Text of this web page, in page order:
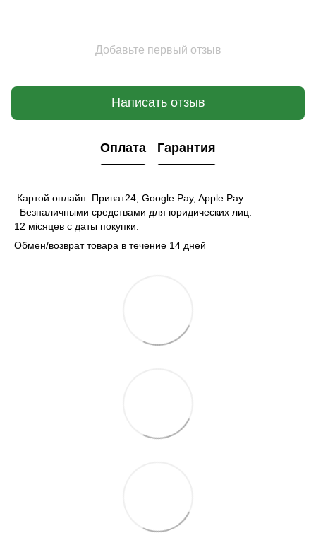
Добавьте первый отзыв
Написать отзыв
Оплата Гарантия
Картой онлайн. Приват24, Google Pay, Apple Pay
Безналичными средствами для юридических лиц.
12 місяцев с даты покупки.
Обмен/возврат товара в течение 14 дней